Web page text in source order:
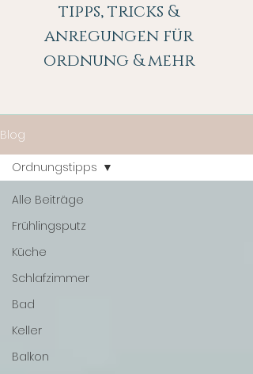
tipps, tricks &
anregungen für
ordnung & mehr
Blog
Alle Beiträge
Frühlingsputz
Küche
Schlafzimmer
Bad
Keller
Balkon
Ordnungstipps